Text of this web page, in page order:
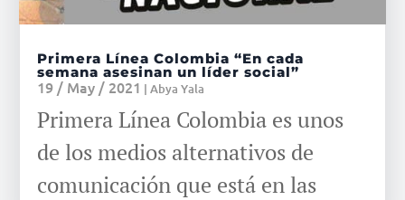
Primera Línea Colombia “En cada
semana asesinan un líder social”
19 / May / 2021 |Abya Yala
Primera Línea Colombia es unos
de los medios alternativos de
comunicación que está en las